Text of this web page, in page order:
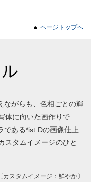
ページトップへ
ながらも、色相ごとの輝
体に向いた画作りで
である*ist Dの画像仕上
スタムイメージのひと
〔カスタムイメージ：鮮やか〕